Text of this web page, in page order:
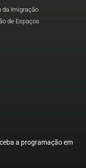
da Imigração
de Espaços
a programação em